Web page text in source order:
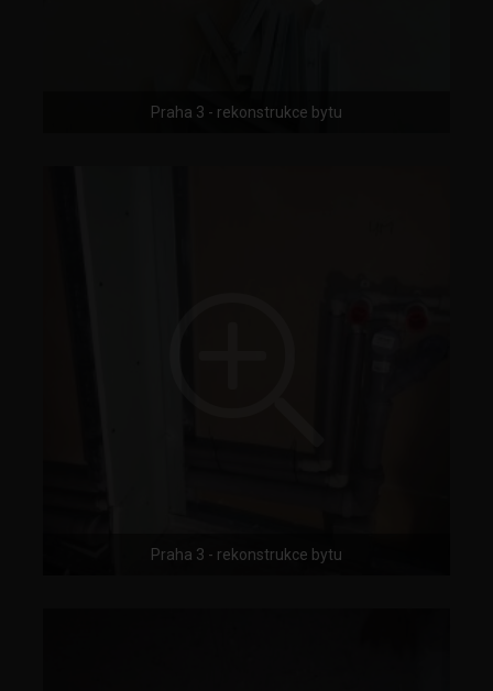
Praha 3 - rekonstrukce bytu
Praha 3 - rekonstrukce bytu